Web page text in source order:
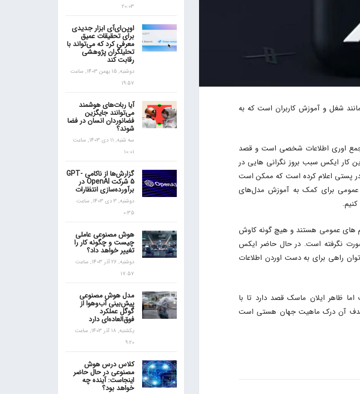
شغل و آموزش کاربران است که به
اوری اطلاعات شخصی است و قصد
کار ایکس سبب بروز نگرانی هایی در
پستی اعلام کرده است که ممکن است
عمومی برای کمک به آموزش مدل‌های
های عمومی هستند و هیچ گونه کاوش
نگرفته است. در حال حاضر ایکس
راهی برای به دست اوردن اطلاعات
ظاهر ایلان ماسک قصد دارد تا با
هدف آن درک ماهیت جهان هستی است
20:03
اوپن‌ای‌آی ابزار جدیدی
برای تحقیقات عمیق
معرفی کرد که می‌تواند با
تحلیلگران پژوهشی
رقابت کند
دوشنبه, 15 بهمن 1403, ساعت
19:57
آیا ربات‌های هوشمند
می‌توانند جایگزین
فضانوردان انسان در فضا
شوند؟
سه شنبه, 11 دی 1403, ساعت
10:01
گزارش‌ها از ناکامی GPT-
5 شرکت OpenAI در
برآورده‌سازی انتظارات
دوشنبه, 3 دی 1403, ساعت
0:35
هوش مصنوعی عاملی
چیست و چگونه کار را
تغییر خواهد داد؟
دوشنبه, 26 آذر 1403, ساعت
17:57
مدل هوش مصنوعی
پیش‌بینی آب‌و‌هوا از
گوگل عملکرد
فوق‌العاده‌ای دارد
یکشنبه, 18 آذر 1403, ساعت
9:20
کلاس درس هوش
مصنوعی در حال حاضر
اینجاست: آینده چه
خواهد بود؟